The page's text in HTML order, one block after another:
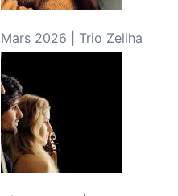
Mars 2026 | Trio Zeliha